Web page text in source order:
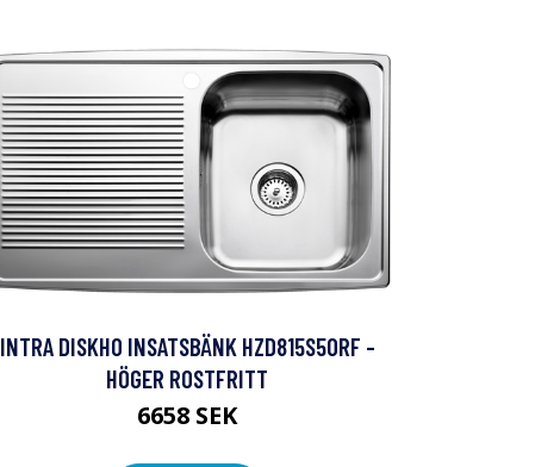
INTRA DISKHO INSATSBÄNK HZD815S50RF -
HÖGER ROSTFRITT
6658 SEK